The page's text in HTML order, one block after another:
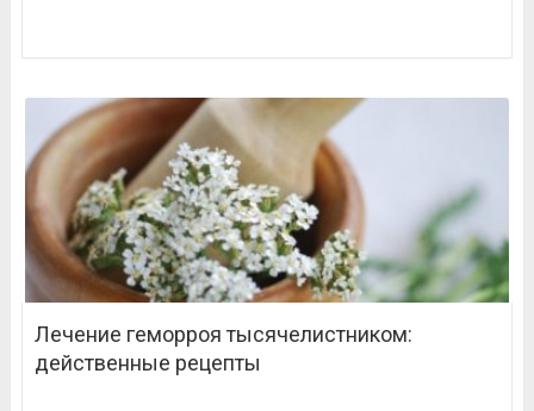
Лечение геморроя тысячелистником:
действенные рецепты